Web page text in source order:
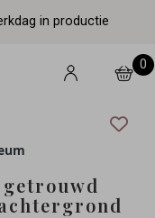
in productie
0